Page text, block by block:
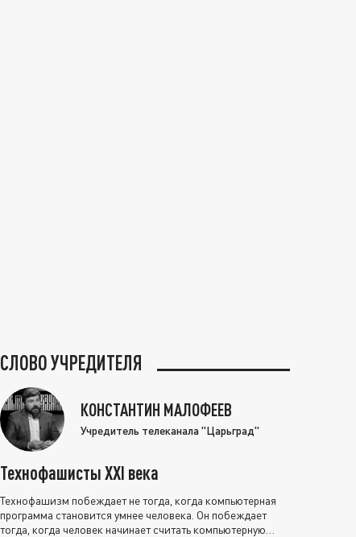
СЛОВО УЧРЕДИТЕЛЯ
КОНСТАНТИН МАЛОФЕЕВ
Учредитель телеканала "Царьград"
Технофашисты XXI века
Технофашизм побеждает не тогда, когда компьютерная
программа становится умнее человека. Он побеждает
тогда, когда человек начинает считать компьютерную